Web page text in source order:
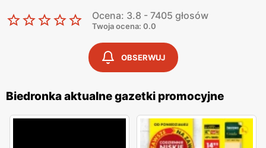
spożywczych i przemysłowych w atrakcyjnych niskich
cenach. Klienci cenią sobie bogaty wybór, częste
promocje oraz doskonałą jakość oferowanych produktów.
Jednym z kluczowych elementów strategii marketingowej
Biedronka gazetka promocyjna
się regularnie i informuje o najnowszych ofertach.
Gazetka promocyjna Biedronka
, publikowana co tydzień,
prezentuje aktualne promocje, specjalne oferty i
sezonowe wyprzedaże, dzięki czemu klienci mogą
Ocena: 3.8 - 7405 głosów
Twoja ocena: 0.0
OBSERWUJ
Biedronka aktualne gazetki promocyjne